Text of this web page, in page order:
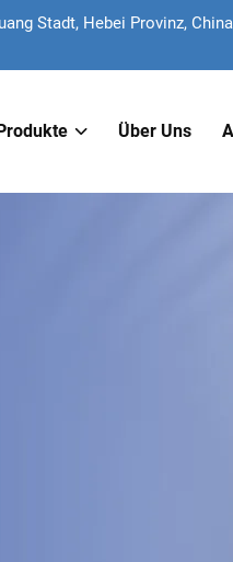
Stadt, Hebei Provinz, China
Über Uns